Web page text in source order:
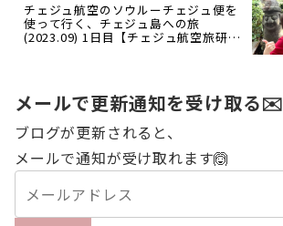
チェジュ航空のソウルーチェジュ便を
使って行く、チェジュ島への旅
(2023.09) 1日目【チェジュ航空旅研究
メールで更新通知を受け取る✉️
ブログが更新されると、
メールで通知が受け取れます🙆